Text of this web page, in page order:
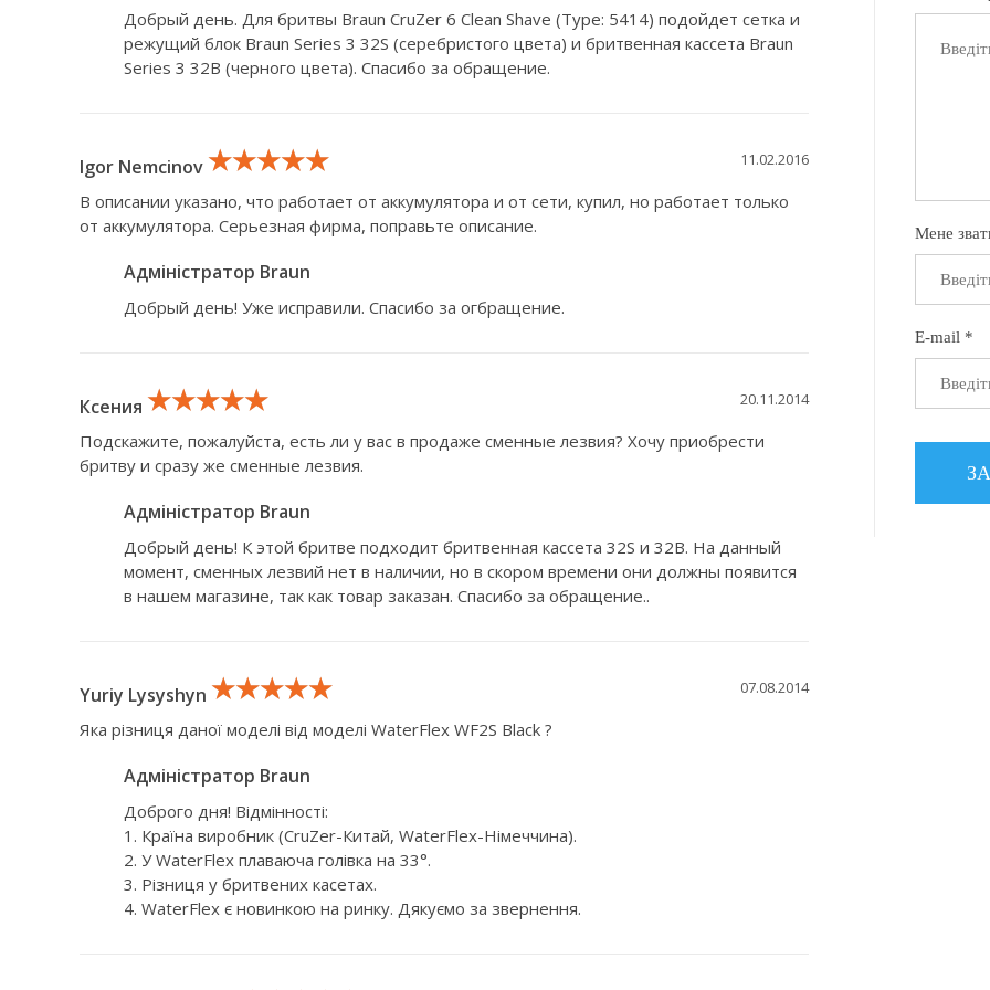
Добрый день. Для бритвы Braun CruZer 6 Clean Shave (Type: 5414) подойдет сетка и
режущий блок Braun Series 3 32S (серебристого цвета) и бритвенная кассета Braun
Series 3 32B (черного цвета). Спасибо за обращение.
Igor Nemcinov ★★★★★
★★★★★
★★★★★ 11.02.2016
В описании указано, что работает от аккумулятора и от сети, купил, но работает только
от аккумулятора. Серьезная фирма, поправьте описание.
Адміністратор Braun
Добрый день! Уже исправили. Спасибо за огбращение.
Ксения ★★★★★
★★★★★
★★★★★ 20.11.2014
Подскажите, пожалуйста, есть ли у вас в продаже сменные лезвия? Хочу приобрести
бритву и сразу же сменные лезвия.
Адміністратор Braun
Добрый день! К этой бритве подходит бритвенная кассета 32S и 32B. На данный
момент, сменных лезвий нет в наличии, но в скором времени они должны появится
в нашем магазине, так как товар заказан. Спасибо за обращение..
Yuriy Lysyshyn ★★★★★
★★★★★
★★★★★ 07.08.2014
Яка різниця даної моделі від моделі WaterFlex WF2S Black ?
Адміністратор Braun
Доброго дня! Відмінності:
1. Країна виробник (CruZer-Китай, WaterFlex-Німеччина).
2. У WaterFlex плаваюча голівка на 33°.
3. Різниця у бритвених касетах.
4. WaterFlex є новинкою на ринку. Дякуємо за звернення.
Мене
E-mail *